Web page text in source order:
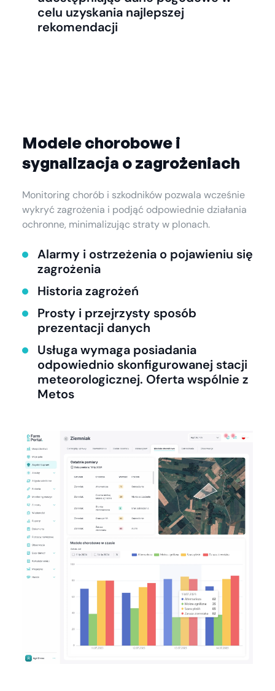
celu uzyskania najlepszej
rekomendacji
Modele chorobowe i
sygnalizacja o zagrożeniach
Monitoring chorób i szkodników pozwala wcześnie
wykryć zagrożenia i podjąć odpowiednie działania
ochronne, minimalizując straty w plonach.
Alarmy i ostrzeżenia o pojawieniu się
zagrożenia
Historia zagrożeń
Prosty i przejrzysty sposób
prezentacji danych
Usługa wymaga posiadania
odpowiednio skonfigurowanej stacji
meteorologicznej. Oferta wspólnie z
Metos